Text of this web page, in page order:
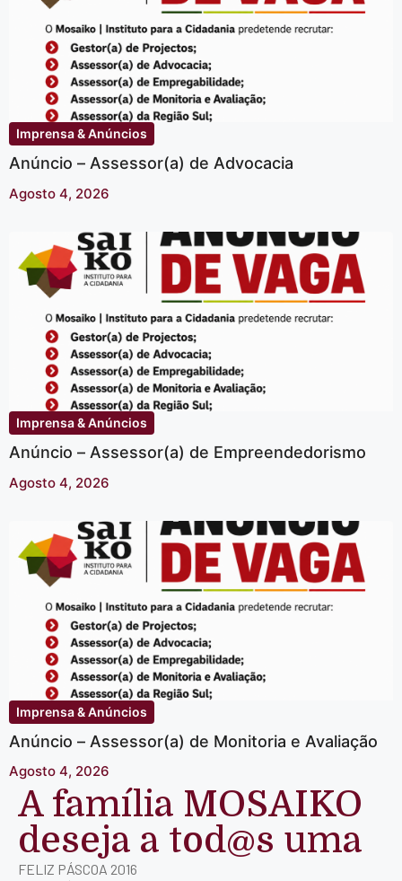
Imprensa & Anúncios
Anúncio – Assessor(a) de Advocacia
Agosto 4, 2026
Imprensa & Anúncios
Anúncio – Assessor(a) de Empreendedorismo
Agosto 4, 2026
Imprensa & Anúncios
Anúncio – Assessor(a) de Monitoria e Avaliação
Agosto 4, 2026
A família MOSAIKO
deseja a tod@s uma
FELIZ PÁSCOA 2016